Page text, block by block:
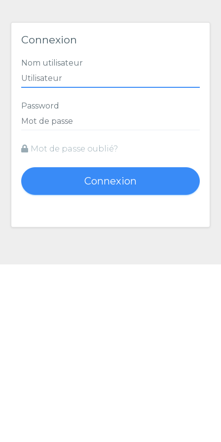
Connexion
Nom utilisateur
Password
Mot de passe oublié?
Connexion